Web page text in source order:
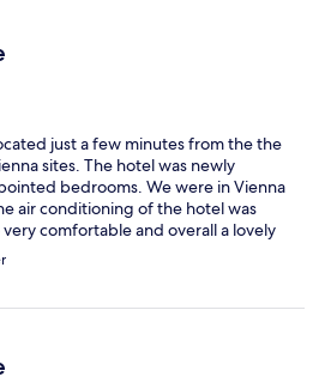
just a few minutes from the the
sites. The hotel was newly
bedrooms. We were in Vienna
air conditioning of the hotel was
comfortable and overall a lovely